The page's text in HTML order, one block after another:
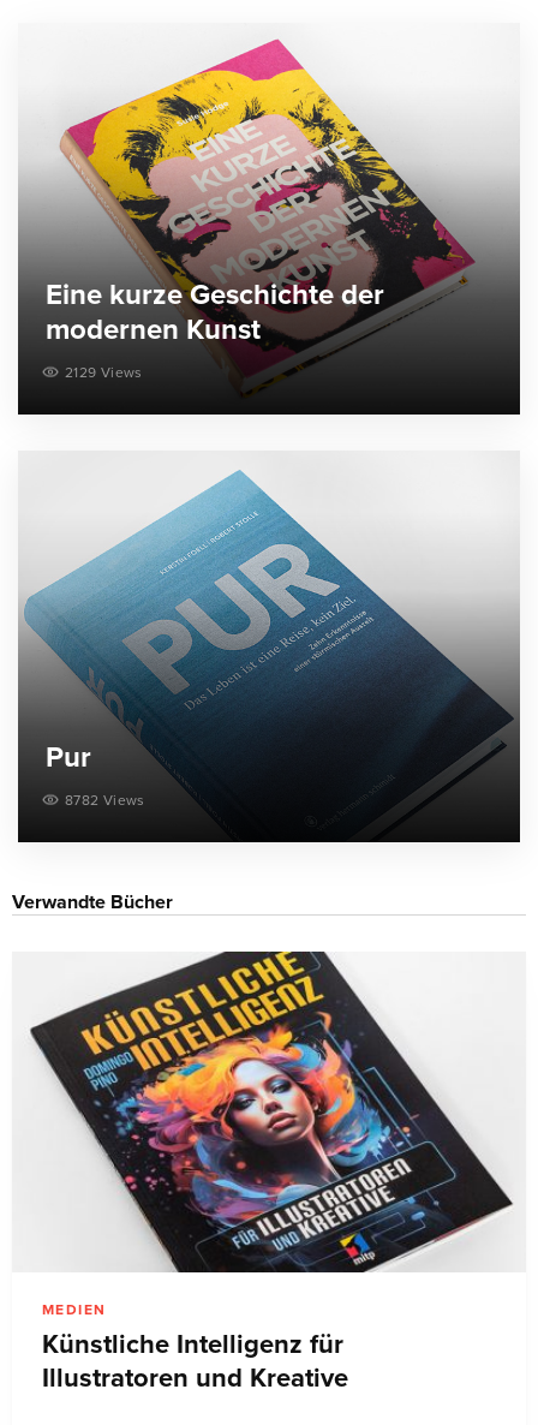
Eine kurze Geschichte der
modernen Kunst
2129 Views
Pur
8782 Views
Verwandte Bücher
MEDIEN
Künstliche Intelligenz für
Illustratoren und Kreative